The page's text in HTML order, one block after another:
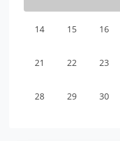
14 15 16
21 22 23
28 29 30